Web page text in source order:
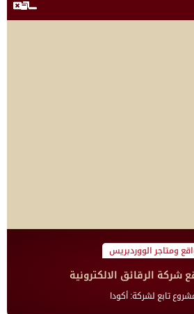
ومتاجر الووردبريس
شركة الرقائق الالكترونية
تابع لشركة: أكودا